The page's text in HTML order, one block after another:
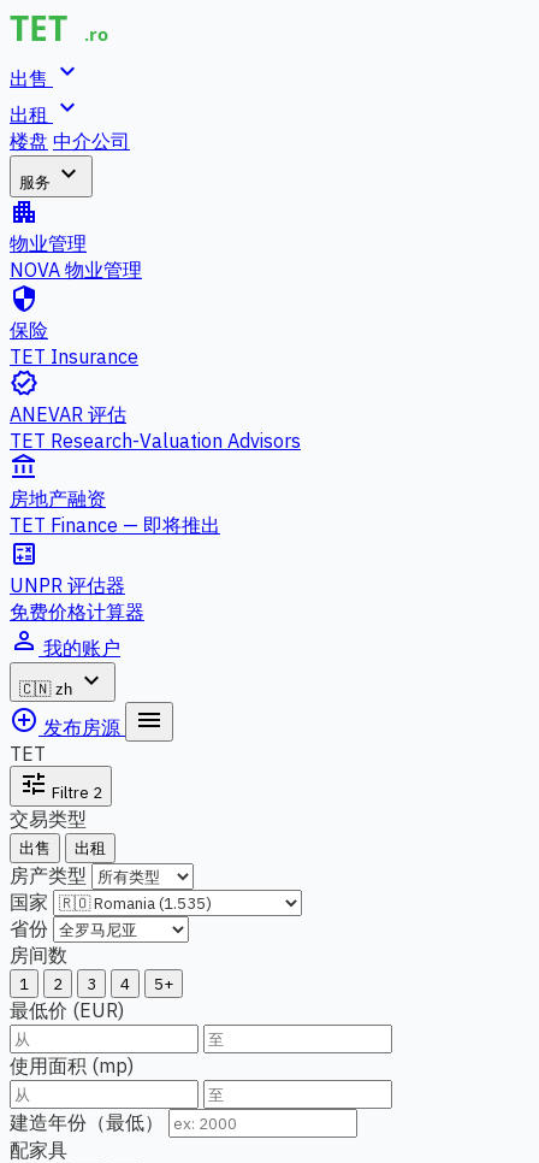
出售 expand_more
出租 expand_more
楼盘 中介公司
服务 expand_more
apartment
物业管理
NOVA 物业管理
security
保险
TET Insurance
verified
ANEVAR 评估
TET Research-Valuation Advisors
account_balance
房地产融资
TET Finance — 即将推出
calculate
UNPR 评估器
免费价格计算器
person_outline 我的账户
🇨🇳 zh
expand_more
add_circle_outline 发布房源 menu
TET
tune Filtre 2
交易类型
出售 出租
房产类型
国家
省份
房间数
1 2 3 4 5+
最低价 (EUR)
使用面积 (mp)
建造年份（最低）
配家具